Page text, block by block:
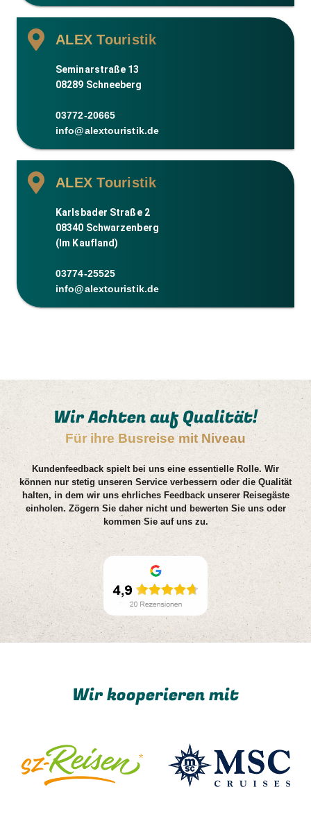
ALEX Touristik
Seminarstraße 13
08289 Schneeberg
03772-20665
info@alextouristik.de
ALEX Touristik
Karlsbader Straße 2
08340 Schwarzenberg
(Im Kaufland)
03774-25525
info@alextouristik.de
Wir Achten auf Qualität!
Für ihre Busreise mit Niveau
Kundenfeedback spielt bei uns eine essentielle Rolle. Wir
können nur stetig unseren Service verbessern oder die Qualität
halten, in dem wir uns ehrliches Feedback unserer Reisegäste
einholen. Zögern Sie daher nicht und bewerten Sie uns oder
kommen Sie auf uns zu.
Wir kooperieren mit